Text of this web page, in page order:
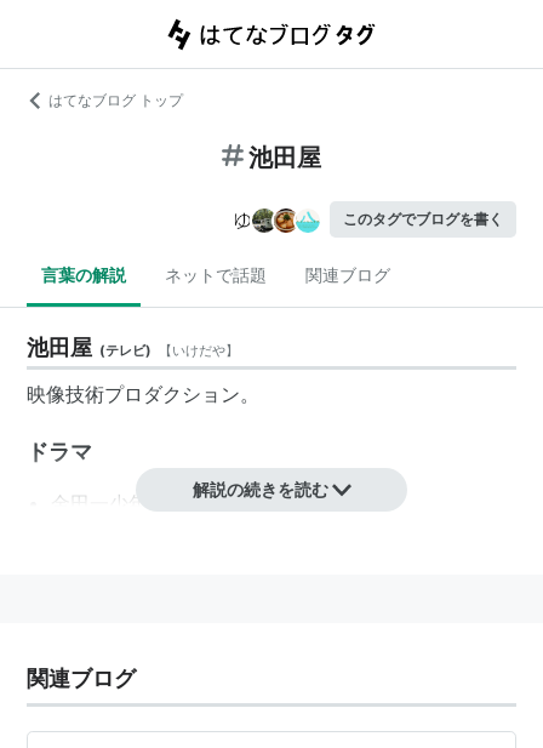
はてなブログ トップ
池田屋
このタグでブログを書く
言葉の解説 ネットで話題 関連ブログ
池田屋 (テレビ) 【いけだや】
映像技術プロダクション。
ドラマ
金田一少年の事件簿
東京ワンダーツアーズ
ケイゾク
解説の続きを読む
関連ブログ